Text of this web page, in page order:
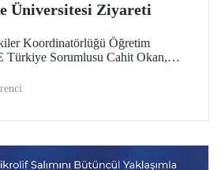
Üniversitesi Ziyareti
Koordinatörlüğü Öğretim
Türkiye Sorumlusu Cahit Okan,
dünyanın önde gelen